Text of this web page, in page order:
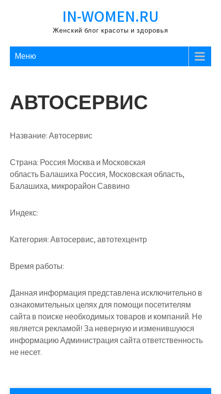
IN-WOMEN.RU
Женский блог красоты и здоровья
Меню
АВТОСЕРВИС
Название:Автосервис
Страна: Россия Москва и Московская
область Балашиха Россия, Московская область,
Балашиха, микрорайон Саввино
Индекс:
Категория:Автосервис, автотехцентр
Время работы:
Данная информация представлена исключительно в
ознакомительных целях для помощи посетителям
сайта в поиске необходимых товаров и компаний. Не
является рекламой! За неверную и изменившуюся
информацию Администрация сайта ответственность
не несет.